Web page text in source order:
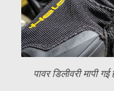
पावर डिलीवरी